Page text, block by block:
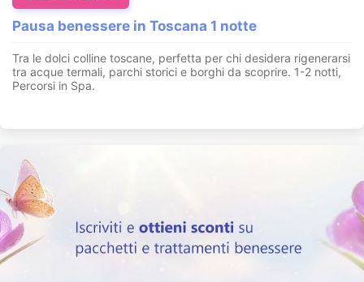
Pausa benessere in Toscana 1 notte
Tra le dolci colline toscane, perfetta per chi desidera rigenerarsi
tra acque termali, parchi storici e borghi da scoprire. 1-2 notti,
Percorsi in Spa.